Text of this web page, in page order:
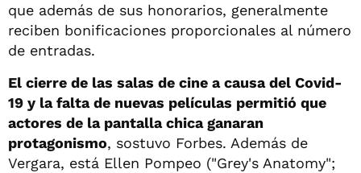
que además de sus honorarios, generalmente
reciben bonificaciones proporcionales al número
de entradas.
El cierre de las salas de cine a causa del Covid-
19 y la falta de nuevas películas permitió que
actores de la pantalla chica ganaran
protagonismo, sostuvo Forbes. Además de
Vergara, está Ellen Pompeo ("Grey's Anatomy";